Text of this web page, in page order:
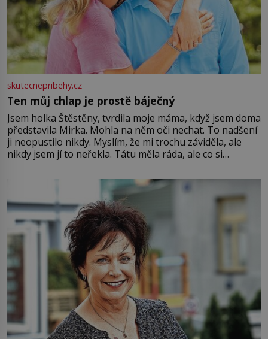
skutecnepribehy.cz
Ten můj chlap je prostě báječný
Jsem holka Štěstěny, tvrdila moje máma, když jsem doma
představila Mirka. Mohla na něm oči nechat. To nadšení
ji neopustilo nikdy. Myslím, že mi trochu záviděla, ale
nikdy jsem jí to neřekla. Tátu měla ráda, ale co si
Jsme spolu moc rádi Tehdy byla jiná doba, když